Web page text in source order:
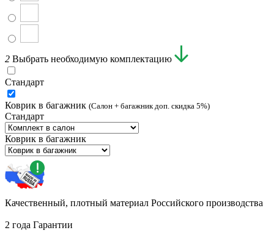
2 Выбрать необходимую комплектацию
Стандарт
Коврик в багажник (Салон + багажник доп. скидка 5%)
Стандарт
Коврик в багажник
Качественный, плотный материал Российского производства
2 года Гарантии